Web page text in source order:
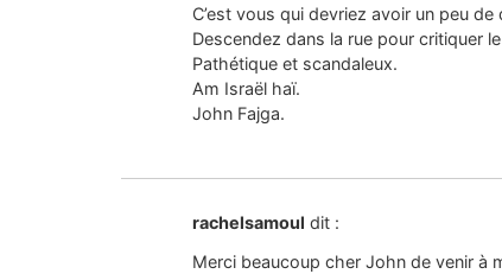
C’est vous qui devriez avoir un peu
Descendez dans la rue pour critiquer
Pathétique et scandaleux.
Am Israël haï.
John Fajga.
rachelsamoul dit :
Merci beaucoup cher John de venir à